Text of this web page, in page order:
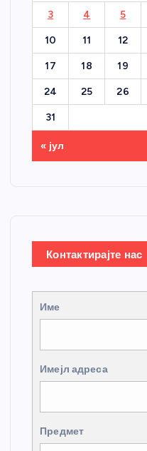
3 4 5
10 11 12
17 18 19
24 25 26
31
« јул
Контактирајте нас
Име
Имејл адреса
Предмет